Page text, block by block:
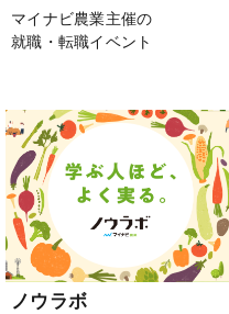
マイナビ農業主催の
就職・転職イベント
ノウラボ